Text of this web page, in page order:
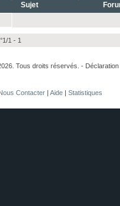
Sujet
1 - 1
Tous droits réservés. - Déclaration
Contacter | Aide | Statistiques